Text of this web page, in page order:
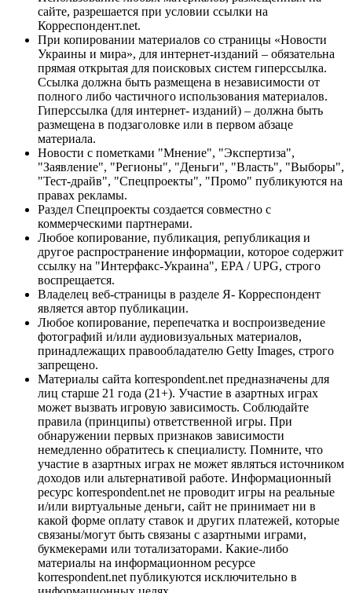
сайте, разрешается при условии ссылки на
Корреспондент.net.
При копировании материалов со страницы «Новости
Украины и мира», для интернет-изданий – обязательна
прямая открытая для поисковых систем гиперссылка.
Ссылка должна быть размещена в независимости от
полного либо частичного использования материалов.
Гиперссылка (для интернет- изданий) – должна быть
размещена в подзаголовке или в первом абзаце
материала.
Новости с пометками "Мнение", "Экспертиза",
"Заявление", "Регионы", "Деньги", "Власть", "Выборы",
"Тест-драйв", "Спецпроекты", "Промо" публикуются на
правах рекламы.
Раздел Спецпроекты создается совместно с
коммерческими партнерами.
Любое копирование, публикация, републикация и
другое распространение информации, которое содержит
ссылку на "Интерфакс-Украина", EPA / UPG, строго
воспрещается.
Владелец веб-страницы в разделе Я- Корреспондент
является автор публикации.
Любое копирование, перепечатка и воспроизведение
фотографий и/или аудиовизуальных материалов,
принадлежащих правообладателю Getty Images, строго
запрещено.
Материалы сайта korrespondent.net предназначены для
лиц старше 21 года (21+). Участие в азартных играх
может вызвать игровую зависимость. Соблюдайте
правила (принципы) ответственной игры. При
обнаружении первых признаков зависимости
немедленно обратитесь к специалисту. Помните, что
участие в азартных играх не может являться источником
доходов или альтернативой работе. Информационный
ресурс korrespondent.net не проводит игры на реальные
и/или виртуальные деньги, сайт не принимает ни в
какой форме оплату ставок и других платежей, которые
связаны/могут быть связаны с азартными играми,
букмекерами или тотализаторами. Какие-либо
материалы на информационном ресурсе
korrespondent.net публикуются исключительно в